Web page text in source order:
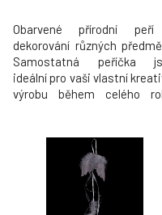
Obarvené přírodní
dekorování různých
Samostatná peříčka
ideální pro vaši vlastní
výrobu během celého
lapačů snů nebo
závěsných dekorací. Nejvíce
ale oceníte v
velikonočních
Zkombinováním umělého